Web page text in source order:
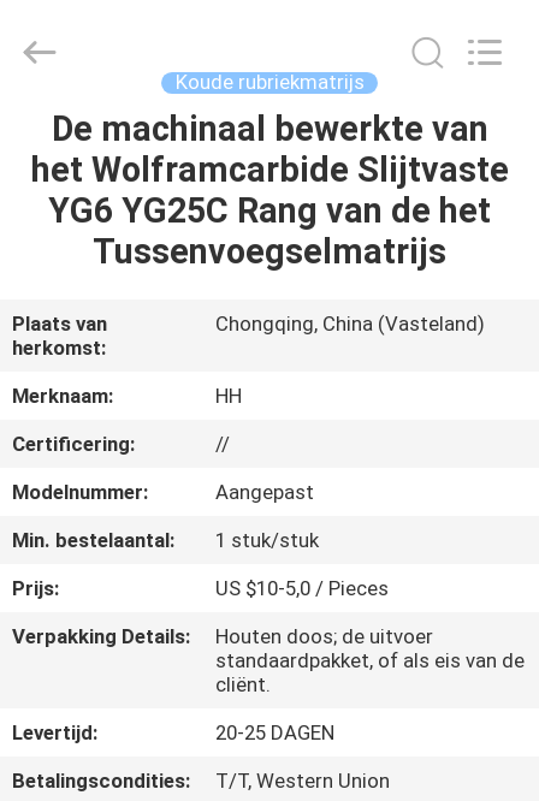
HUIS
PRODUCTEN
ONGEVEER
ONS
FABRIEKSREIS
KWALITEITSCONTROLE
CONTACTEER
NIEUWS
Limited.
Koude rubriekmatrijs
De machinaal bewerkte van
het Wolframcarbide Slijtvaste
YG6 YG25C Rang van de het
Tussenvoegselmatrijs
Plaats van
herkomst:
Chongqing, China (Vasteland)
Merknaam:
HH
Certificering:
//
Modelnummer:
Aangepast
Min. bestelaantal:
1 stuk/stuk
Prijs:
US $10-5,0 / Pieces
Verpakking Details:
Houten doos; de uitvoer
standaardpakket, of als eis van de
cliënt.
Levertijd:
20-25 DAGEN
Betalingscondities:
T/T, Western Union